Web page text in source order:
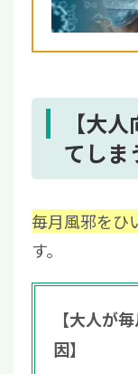
【大
てしま
毎月風邪をひ
す。
【大人が
因】